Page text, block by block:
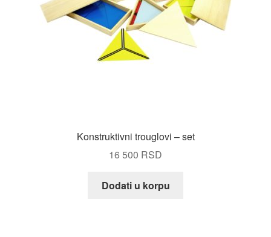
Konstruktivni trouglovi – set
16 500 RSD
Dodati u korpu